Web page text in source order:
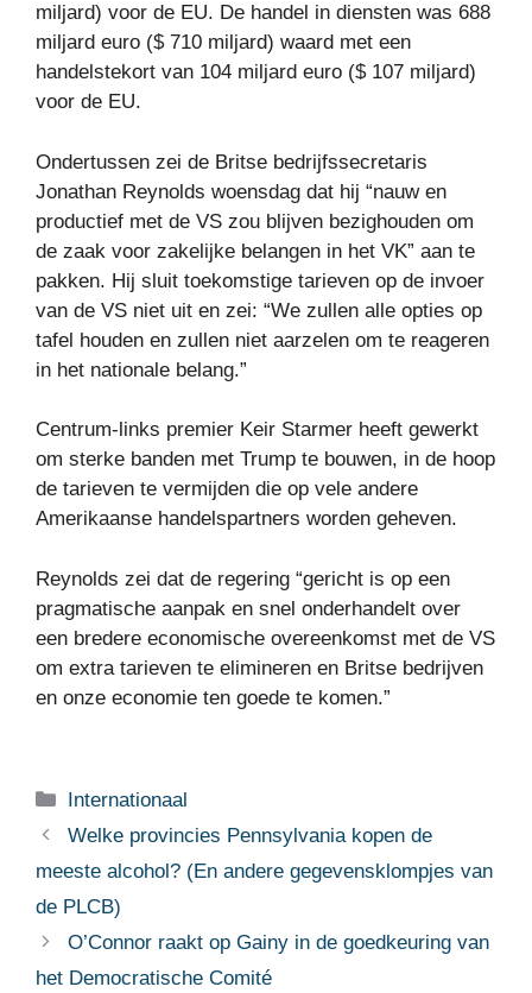
miljard) voor de EU. De handel in diensten was 688
miljard euro ($ 710 miljard) waard met een
handelstekort van 104 miljard euro ($ 107 miljard)
voor de EU.
Ondertussen zei de Britse bedrijfssecretaris
Jonathan Reynolds woensdag dat hij “nauw en
productief met de VS zou blijven bezighouden om
de zaak voor zakelijke belangen in het VK” aan te
pakken. Hij sluit toekomstige tarieven op de invoer
van de VS niet uit en zei: “We zullen alle opties op
tafel houden en zullen niet aarzelen om te reageren
in het nationale belang.”
Centrum-links premier Keir Starmer heeft gewerkt
om sterke banden met Trump te bouwen, in de hoop
de tarieven te vermijden die op vele andere
Amerikaanse handelspartners worden geheven.
Reynolds zei dat de regering “gericht is op een
pragmatische aanpak en snel onderhandelt over
een bredere economische overeenkomst met de VS
om extra tarieven te elimineren en Britse bedrijven
en onze economie ten goede te komen.”
Categorieën
Internationaal
Welke provincies Pennsylvania kopen de
meeste alcohol? (En andere gegevensklompjes van
de PLCB)
O’Connor raakt op Gainy in de goedkeuring van
het Democratische Comité